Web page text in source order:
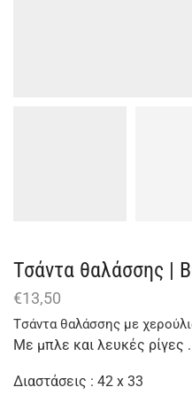
Τσάντα θαλάσσης |
€13,50
Tσάντα θαλάσσης με
Με μπλε και λευκές ρίγες .
Διαστάσεις : 42 x 33